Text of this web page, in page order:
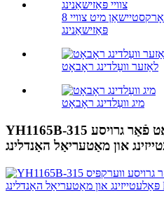
8 אַקס ראָבאָטישע וועלדינג וואָרקסטיישאַן מיט צוויי
פּאַזישאַנינג
לאַזער וועַלדינג ראָבאָט
מיג וועַלדינג ראָבאָט
YH1165B-315 שווער-פליכט האַנדלינג ראָבאָט פֿאַר גרויסע
און מאַטעריאַל האַנדלינג